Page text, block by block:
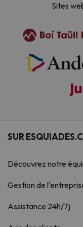
Sites
SUR
Découvrez notre
Gestion de
Assistance 24h/7j